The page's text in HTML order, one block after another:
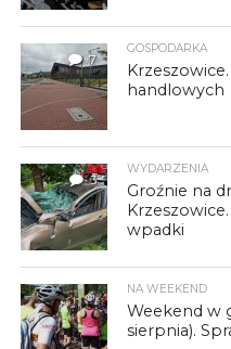
7
GOSPODARKA
handlowych
3
WYDARZENIA
Groźnie na
wpadki
NA WEEKEND
Weekend w
sierpnia).